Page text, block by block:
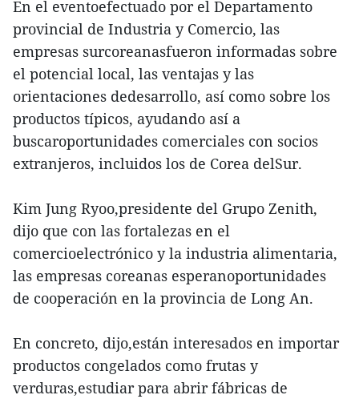
En el eventoefectuado por el Departamento
provincial de Industria y Comercio, las
empresas surcoreanasfueron informadas sobre
el potencial local, las ventajas y las
orientaciones dedesarrollo, así como sobre los
productos típicos, ayudando así a
buscaroportunidades comerciales con socios
extranjeros, incluidos los de Corea delSur.
Kim Jung Ryoo,presidente del Grupo Zenith,
dijo que con las fortalezas en el
comercioelectrónico y la industria alimentaria,
las empresas coreanas esperanoportunidades
de cooperación en la provincia de Long An.
En concreto, dijo,están interesados en importar
productos congelados como frutas y
verduras,estudiar para abrir fábricas de